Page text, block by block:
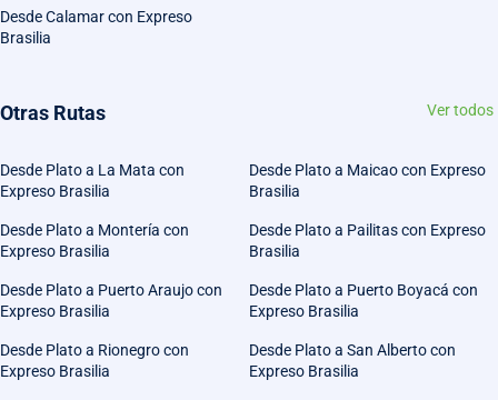
Desde Calamar con Expreso
Brasilia
Otras Rutas Ver todos
Desde Plato a La Mata con
Expreso Brasilia
Desde Plato a Maicao con Expreso
Brasilia
Desde Plato a Montería con
Expreso Brasilia
Desde Plato a Pailitas con Expreso
Brasilia
Desde Plato a Puerto Araujo con
Expreso Brasilia
Desde Plato a Puerto Boyacá con
Expreso Brasilia
Desde Plato a Rionegro con
Expreso Brasilia
Desde Plato a San Alberto con
Expreso Brasilia